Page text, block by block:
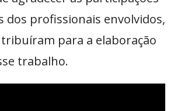
dos profissionais envolvidos,
para a elaboração
trabalho.